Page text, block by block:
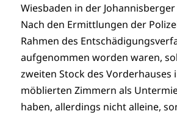
Wiesbaden in der
Nach den Ermittlungen der
Rahmen des
aufgenommen worden waren,
zweiten Stock des Vorderhauses
möblierten Zimmern als
haben, allerdings nicht alleine,